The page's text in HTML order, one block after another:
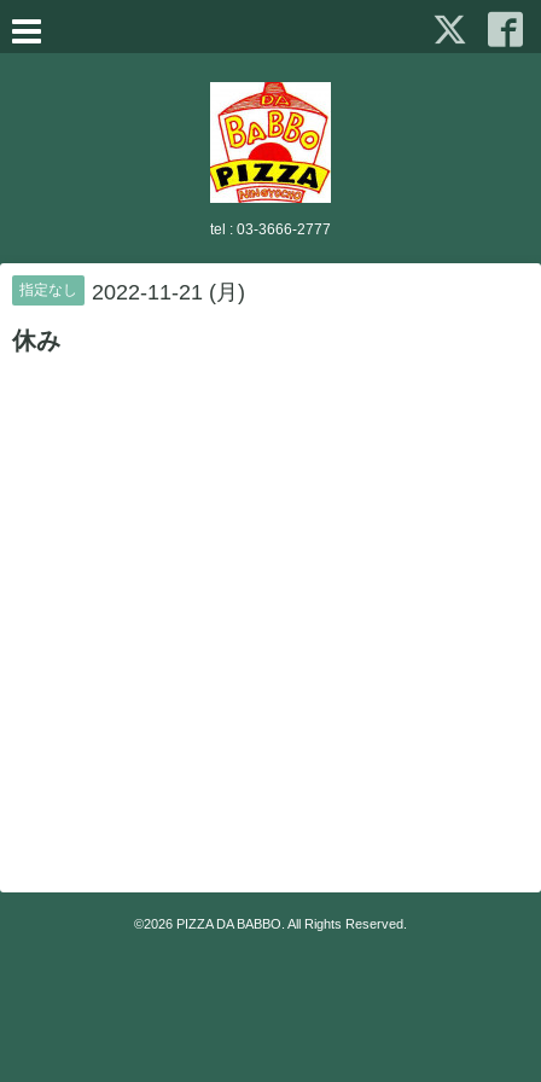
tel : 03-3666-2777
指定なし 2022-11-21 (月)
休み
©2026 PIZZA DA BABBO . All Rights Reserved.